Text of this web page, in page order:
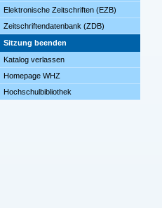
Elektronische Zeitschriften (EZB)
Zeitschriftendatenbank (ZDB)
Sitzung beenden
Katalog verlassen
Homepage WHZ
Hochschulbibliothek